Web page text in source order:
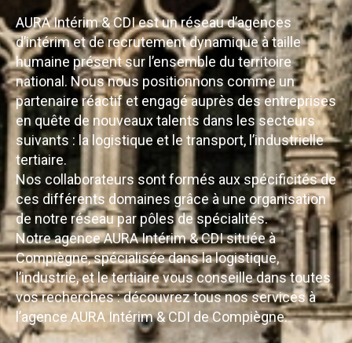
AURA Intérim & CDI est un réseau d’agences
d’intérim et de recrutement dynamique à taille
humaine présent sur l’ensemble du territoire
national. Nous nous positionnons comme un
partenaire réactif et engagé auprès des entreprises
en quête de nouveaux talents dans les secteurs
suivants : la logistique et le transport, l’industrielle
tertiaire.
Nos collaborateurs sont formés aux spécificités de
ces différents domaines grâce à une organisation
de notre réseau par pôles de spécialités.
Notre agence AURA Intérim & CDI située à
Compiègne, spécialisée dans la logistique,
l’industrie, et le tertiaire vous conseille dans toutes
vos recherches : découvrez tous nos services à
l’agence AURA Intérim & CDI de Compiègne.